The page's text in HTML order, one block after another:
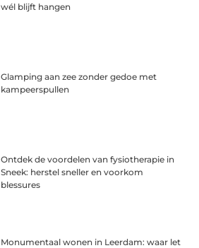
wél blijft hangen
Glamping aan zee zonder gedoe met
kampeerspullen
Ontdek de voordelen van fysiotherapie in
Sneek: herstel sneller en voorkom
blessures
Monumentaal wonen in Leerdam: waar let